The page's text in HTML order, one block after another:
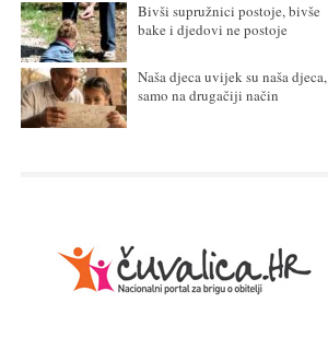
Bivši supružnici postoje, bivše
bake i djedovi ne postoje
Naša djeca uvijek su naša djeca,
samo na drugačiji način